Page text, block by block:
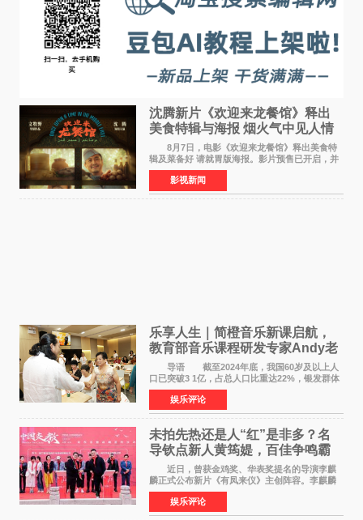
沈腾新片《欢迎来龙餐馆》释出
美食特辑与海报 烟火气中见人情
温暖
8月7日，电影《欢迎来龙餐馆》释出美食特
辑及菜备好 请就胃版海报。影片预售已开启，并
将于8月8日至10日14:00-21:00举行全国超前点
映。电影《欢迎来龙餐馆》作为战争美食喜剧大
片，讲述了中国
影视新闻
乐享人生｜简橙音乐新课启航，
教育部音乐课程研发专家Andy老
师重磅入驻领航银龄琴声
导语 截至2024年底，我国60岁及以上人
口已突破3 1亿，占总人口比重达22%，银发群体
的精神文化需求日益凸显。2024年1月，国务院办
公厅印发《关于发展银发经济增进老年人福祉的
意见》——这是
娱乐评论
未拍先热还是人“红”是非多？名
导钦点新人黄筠媞，百佳争鸣霸
气回应
近日，曾获金鸡奖、华表奖提名的导演李麒
麟正式公布新片《有凤来仪》主创阵容。李麒麟
早年凭电影《华容道》获得金鸡奖、华表奖提
名，此后长期参与国内外电影制作，其担任制片
人参与的作品亦曾
娱乐评论